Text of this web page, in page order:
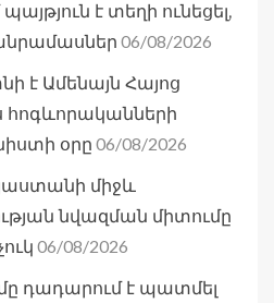
է տեղի ունեցել,
06/08/2026
է Ամենայն Հայոց
հոգևորականների
օրը 06/08/2026
միջև
նվազման միտումը
06/08/2026
դադարում է պատմել